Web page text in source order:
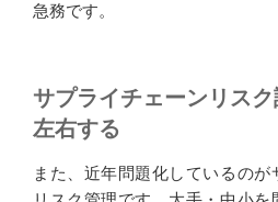
急務です。
サプライチェーンリス
左右する
また、近年問題化しているの